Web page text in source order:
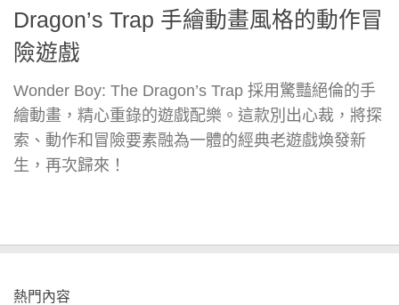
Dragon’s Trap 手繪動畫風格的動作冒
險遊戲
Wonder Boy: The Dragon’s Trap 採用驚豔絕倫的手
繪動畫，精心重錄的遊戲配樂。這款別出心裁，將探
索、動作和冒險要素融為一體的經典老遊戲煥發新
生，再次歸來！
熱門內容